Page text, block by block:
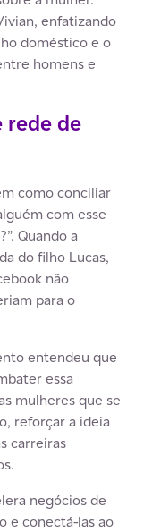
enfatizando
doméstico e o
homens e
rede de
como conciliar
com esse
Quando a
do filho Lucas,
não
para o
entendeu que
essa
mulheres que se
reforçar a ideia
carreiras
negócios de
e conectá-las ao